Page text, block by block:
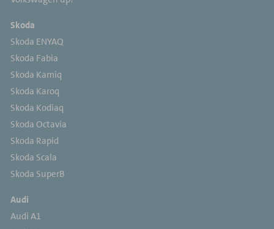
Skoda
Skoda ENYAQ
Skoda Fabia
Skoda Kamiq
Skoda Karoq
Skoda Kodiaq
Skoda Octavia
Skoda Rapid
Skoda Scala
Skoda SuperB
Audi
Audi A1